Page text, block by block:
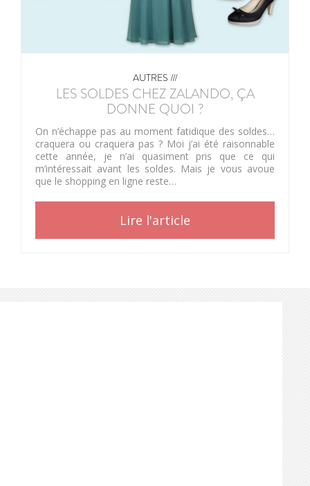
AUTRES ///
LES SOLDES CHEZ ZALANDO, ÇA
DONNE QUOI ?
On n’échappe pas au moment fatidique des soldes…
craquera ou craquera pas ? Moi j’ai été raisonnable
cette année, je n’ai quasiment pris que ce qui
m’intéressait avant les soldes. Mais je vous avoue
que le shopping en ligne reste…
Lire l'article